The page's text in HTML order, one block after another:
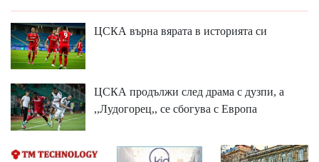
ЦСКА върна вярата в историята си
ЦСКА продължи след драма с дузпи, а
,,Лудогорец,, се сбогува с Европа